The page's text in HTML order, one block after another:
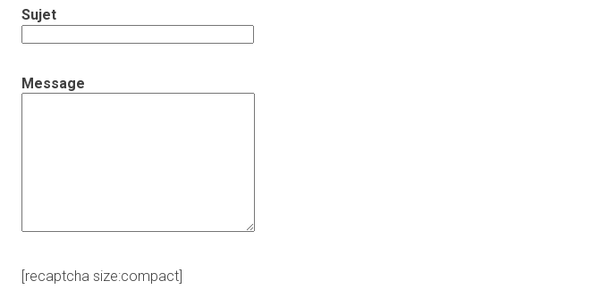
Sujet
Message
[recaptcha size:compact]